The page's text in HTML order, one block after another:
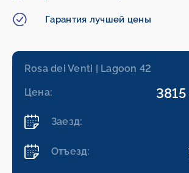
Гарантия лучшей цены
Rosa dei Venti | Lagoon 42
Цена:
Заезд:
Отъезд: